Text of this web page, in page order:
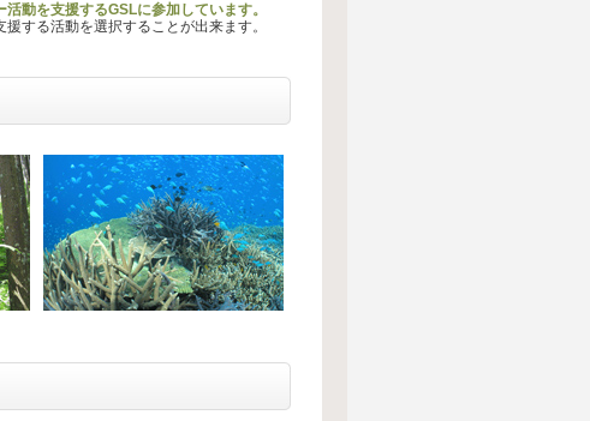
動を支援するGSLに参加しています。
する活動を選択することが出来ます。